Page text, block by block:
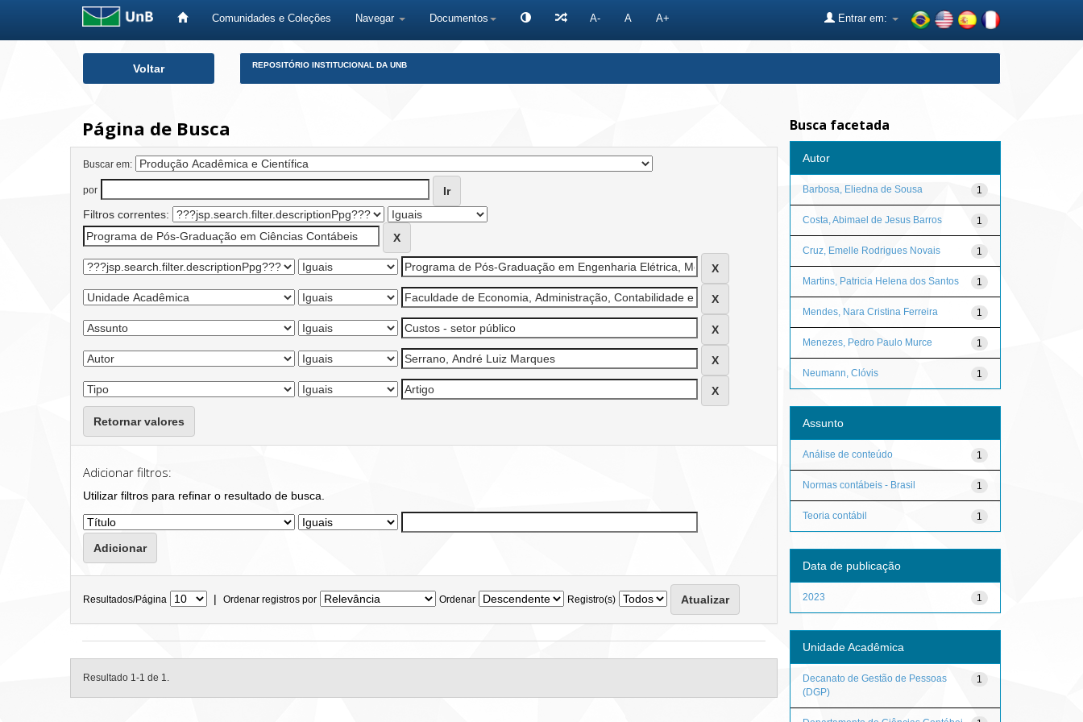
Comunidades e Coleções Navegar Documentos A- A A+ Entrar em:
Voltar REPOSITÓRIO INSTITUCIONAL DA UNB
Página de Busca
Buscar em:
por
Filtros correntes:
Retornar valores
Adicionar filtros:
Utilizar filtros para refinar o resultado de busca.
Resultados/Página | Ordenar registros por Ordenar Registro(s)
Resultado 1-1 de 1.
Busca facetada
Autor
1
Barbosa, Eliedna de Sousa
1
Costa, Abimael de Jesus Barros
1
Cruz, Emelle Rodrigues Novais
1
Martins, Patricia Helena dos Santos
1
Mendes, Nara Cristina Ferreira
1
Menezes, Pedro Paulo Murce
1
Neumann, Clóvis
Assunto
1
Análise de conteúdo
1
Normas contábeis - Brasil
1
Teoria contábil
Data de publicação
1
2023
Unidade Acadêmica
1
Decanato de Gestão de Pessoas
(DGP)